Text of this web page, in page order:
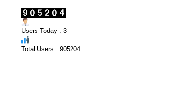
Users Today : 3
Total Users : 905204